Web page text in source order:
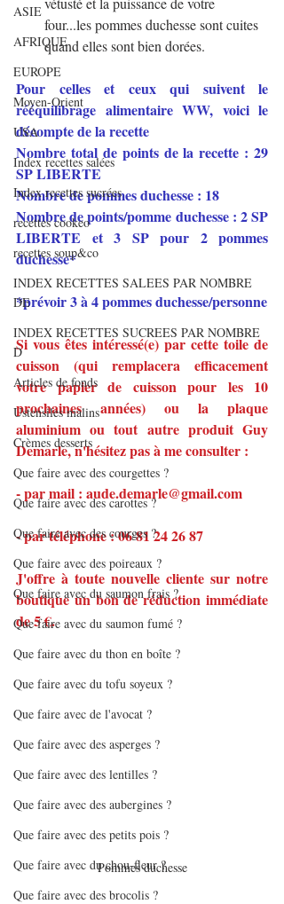
ASIE
AFRIQUE
EUROPE
Moyen-Orient
USA
Index recettes salées
Index recettes sucrées
recettes cookeo
recettes soup&co
INDEX RECETTES SALEES PAR NOMBRE
DE
INDEX RECETTES SUCREES PAR NOMBRE
D
Articles de fonds
Ustensiles malins
Crèmes desserts
Que faire avec des courgettes ?
Que faire avec des carottes ?
Que faire avec des courges ?
Que faire avec des poireaux ?
Que faire avec du saumon frais ?
Que faire avec du saumon fumé ?
Que faire avec du thon en boîte ?
Que faire avec du tofu soyeux ?
Que faire avec de l'avocat ?
Que faire avec des asperges ?
Que faire avec des lentilles ?
Que faire avec des aubergines ?
Que faire avec des petits pois ?
Que faire avec du chou-fleur ?
Que faire avec des brocolis ?
four...les pommes duchesse sont cuites
quand elles sont bien dorées.
Pour celles et ceux qui suivent le
rééquilibrage alimentaire WW, voici le
décompte de la recette
Nombre total de points de la recette : 29
SP LIBERTE
Nombre de pommes duchesse : 18
Nombre de points/pomme duchesse : 2 SP
LIBERTE et 3 SP pour 2 pommes
duchesse*
*prévoir 3 à 4 pommes duchesse/personne
Si vous êtes intéressé(e) par cette toile de
cuisson (qui remplacera efficacement
votre papier de cuisson pour les 10
prochaines années) ou la plaque
aluminium ou tout autre produit Guy
Demarle, n'hésitez pas à me consulter :
- par mail : aude.demarle@gmail.com
- par téléphone : 06 81 24 26 87
J'offre à toute nouvelle cliente sur notre
boutique un bon de réduction immédiate
de 5 €.
Pommes duchesse